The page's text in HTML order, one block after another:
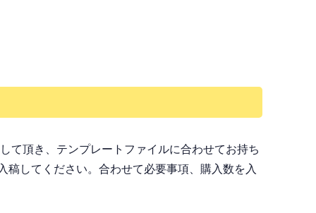
て頂き、テンプレートファイルに合わせてお持ち
してください。合わせて必要事項、購入数を入